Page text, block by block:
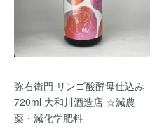
弥右衛門 リンゴ酸酵母仕込み
720ml 大和川酒造店 ☆減農
薬・減化学肥料